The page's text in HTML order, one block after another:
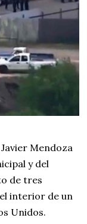
Mendoza
y del
de tres
interior de un
Unidos.